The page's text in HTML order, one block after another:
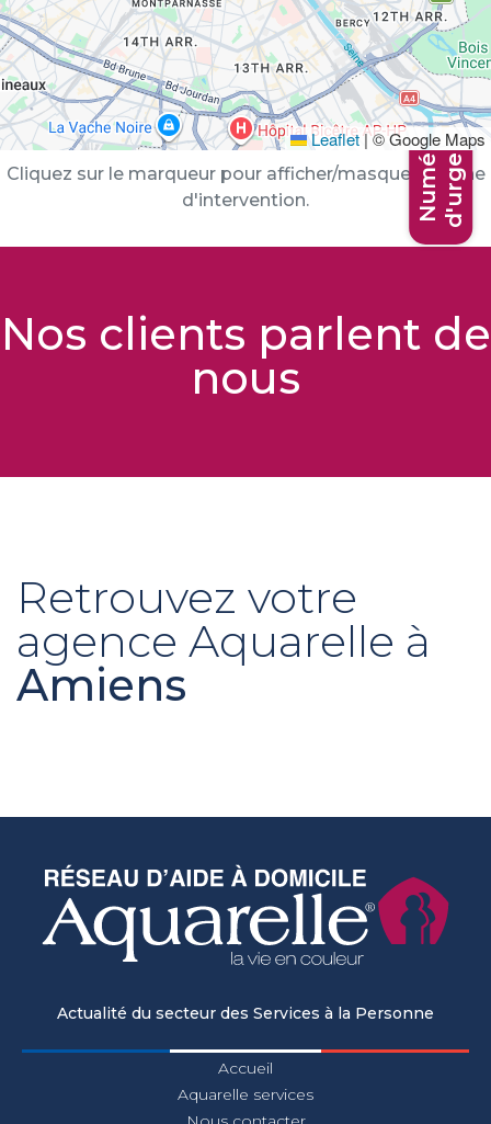
Numérosd'urgence
Leaflet|© Google Maps
Cliquez sur le marqueur pour afficher/masquer la zone
d'intervention.
Nos clients parlent de
nous
Retrouvez votre
agence Aquarelle à
Amiens
Actualité du secteur des Services à la Personne
Accueil
Aquarelle services